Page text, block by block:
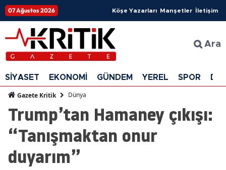
07 Ağustos 2026 Köşe Yazarları Manşetler İletişim
Ara
SİYASET EKONOMİ GÜNDEM YEREL SPOR
Gazete Kritik Dünya
Trump’tan Hamaney çıkışı:
“Tanışmaktan onur
duyarım”